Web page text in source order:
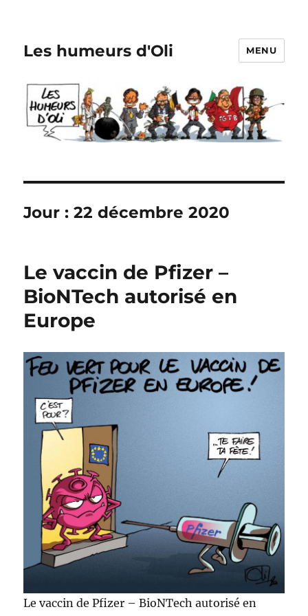
Les humeurs d'Oli MENU
Jour :22 décembre 2020
Le vaccin de Pfizer –
BioNTech autorisé en
Europe
Le vaccin de Pfizer – BioNTech autorisé en